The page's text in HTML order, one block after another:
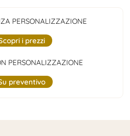
PERSONALIZZAZIONE
i prezzi
PERSONALIZZAZIONE
preventivo